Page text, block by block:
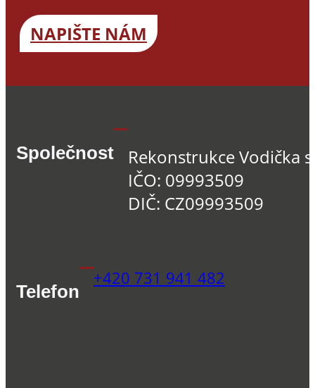
NAPIŠTE NÁM
Společnost
Rekonstrukce Vodička
IČO: 09993509
DIČ: CZ09993509
Telefon
+420 731 941 482